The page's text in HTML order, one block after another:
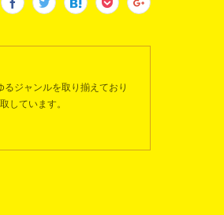
ジャンルを取り揃えており
しています。